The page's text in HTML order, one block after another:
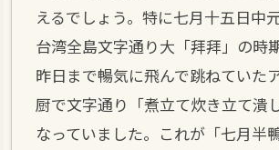
えるでしょう。特に七月十五日中
台湾全島文字通り大「拜拜」の時
昨日まで暢気に飛んで跳ねていた
厨で文字通り「煮立て炊き立て潰
なっていました。これが「七月半